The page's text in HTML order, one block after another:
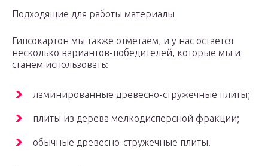
Подходящие для работы материалы
Гипсокартон мы также отметаем, и у нас остается
несколько вариантов-победителей, которые мы и
станем использовать:
ламинированные древесно-стружечные плиты;
плиты из дерева мелкодисперсной фракции;
обычные древесно-стружечные плиты.